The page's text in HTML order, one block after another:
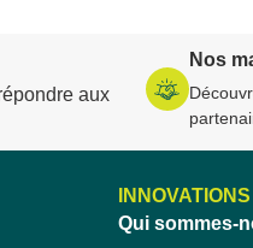
aux
Nos
Qui sommes-